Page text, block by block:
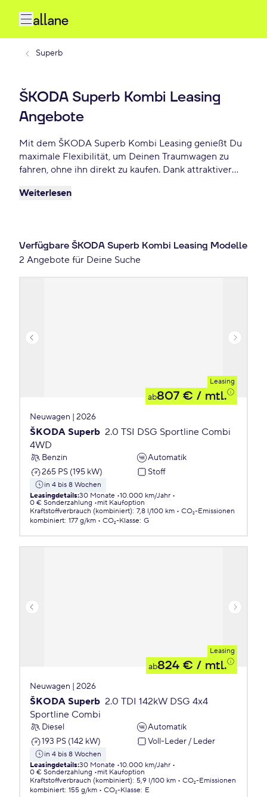
Superb
ŠKODA Superb Kombi Leasing
Angebote
Mit dem ŠKODA Superb Kombi Leasing genießt Du
maximale Flexibilität, um Deinen Traumwagen zu
fahren, ohne ihn direkt zu kaufen. Dank attraktiver
monatlichen Raten bietet ŠKODA Superb Kombi
schon ab 807 € monatlich.
Weiterlesen
Verfügbare ŠKODA Superb Kombi Leasing Modelle
2 Angebote für Deine Suche
Leasing
ab807 € / mtl.
Neuwagen | 2026
ŠKODA Superb 2.0 TSI DSG Sportline Combi
4WD
Benzin
Automatik
265 PS (195 kW)
Stoff
in 4 bis 8 Wochen
Leasingdetails:30 Monate 10.000 km/Jahr
0 € Sonderzahlung
mit Kaufoption
Kraftstoffverbrauch (kombiniert): 7,8 l/100 km
CO₂-Emissionen
kombiniert: 177 g/km CO₂-Klasse: G
Leasing
ab824 € / mtl.
Neuwagen | 2026
ŠKODA Superb 2.0 TDI 142kW DSG 4x4
Sportline Combi
Diesel
Automatik
193 PS (142 kW)
Voll-Leder / Leder
in 4 bis 8 Wochen
Leasingdetails:30 Monate 10.000 km/Jahr
0 € Sonderzahlung
mit Kaufoption
Kraftstoffverbrauch (kombiniert): 5,9 l/100 km
CO₂-Emissionen
kombiniert: 155 g/km CO₂-Klasse: E